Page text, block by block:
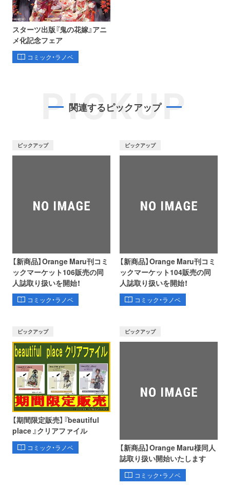
スターツ出版『鬼の花嫁』アニ
メ化記念フェア
コミック・ラノベ
PICKUP
関連するピックアップ
ピックアップ
【新商品】Orange Maru刊コミ
ックマーケット106販売の同
人誌取り扱いを開始！
コミック・ラノベ
ピックアップ
【新商品】Orange Maru刊コミ
ックマーケット104販売の同
人誌取り扱いを開始！
コミック・ラノベ
ピックアップ
【期間限定販売】『beautiful
place 』クリアファイル
コミック・ラノベ
ピックアップ
【新商品】Orange Maru様同人
誌取り扱い開始いたします
コミック・ラノベ